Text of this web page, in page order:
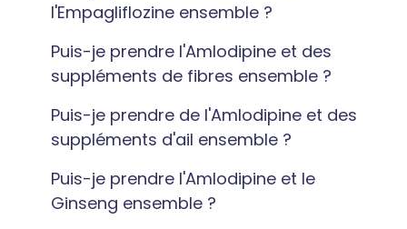
l'Empagliflozine ensemble ?
Puis-je prendre l'Amlodipine et des
suppléments de fibres ensemble ?
Puis-je prendre de l'Amlodipine et des
suppléments d'ail ensemble ?
Puis-je prendre l'Amlodipine et le
Ginseng ensemble ?